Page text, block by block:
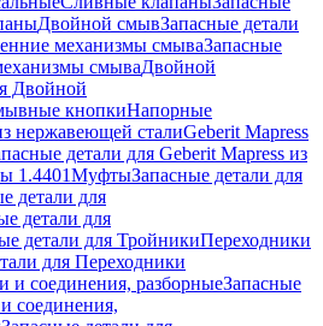
Двойной смывЗапасные детали
механизмы смываЗапасные
смываДвойной
Двойной
кнопкиНапорные
нержавеющей сталиGeberit Mapress
детали для Geberit Mapress из
1.4401МуфтыЗапасные детали для
детали для
детали для
детали для ТройникиПереходники
для Переходники
и соединения, разборныеЗапасные
соединения,